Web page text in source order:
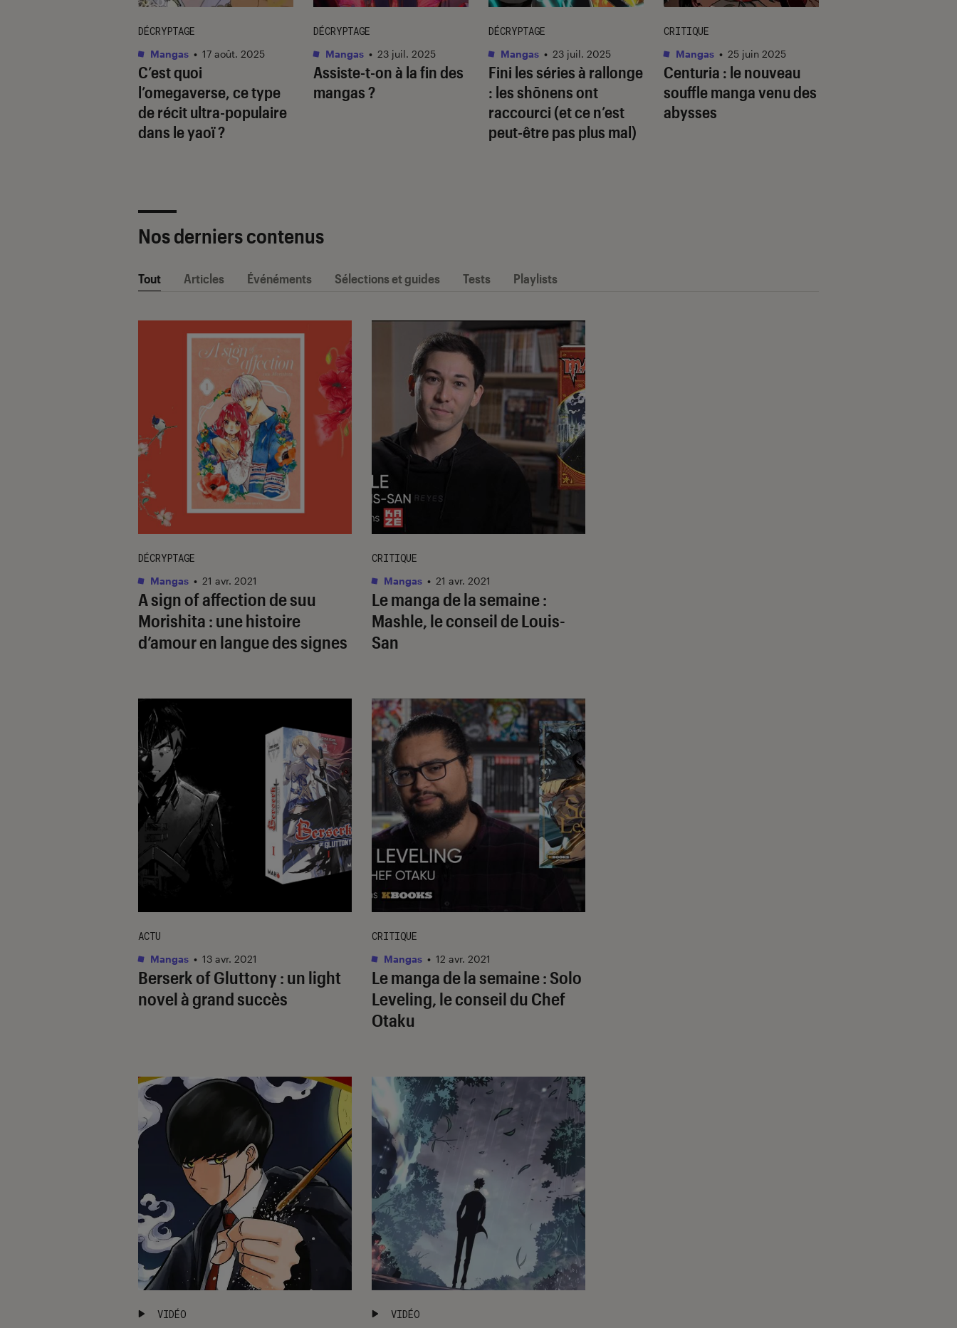
C’est quoi
l’omegaverse, ce type
de récit ultra-populaire
dans le yaoï ?
DÉCRYPTAGE
Mangas • 17 août. 2025
Assiste-t-on à la fin des
mangas ?
DÉCRYPTAGE
Mangas • 23 juil. 2025
Fini les séries à rallonge
: les shōnens ont
raccourci (et ce n’est
peut-être pas plus mal)
DÉCRYPTAGE
Mangas • 23 juil. 2025
Centuria : le nouveau
souffle manga venu des
abysses
CRITIQUE
Mangas • 25 juin 2025
Nos derniers contenus
Tout Articles Événéments Sélections et guides Tests Playlists
A sign of affection de suu
Morishita : une histoire
d’amour en langue des signes
DÉCRYPTAGE
Mangas • 21 avr. 2021
Le manga de la semaine :
Mashle, le conseil de Louis-
San
CRITIQUE
Mangas • 21 avr. 2021
Berserk of Gluttony : un light
novel à grand succès
ACTU
Mangas • 13 avr. 2021
Le manga de la semaine : Solo
Leveling, le conseil du Chef
Otaku
CRITIQUE
Mangas • 12 avr. 2021
VIDÉO VIDÉO